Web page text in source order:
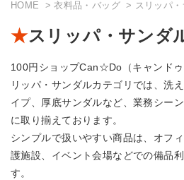
HOME 衣料品・バッグ スリッパ
スリッパ・サンダ
100円ショップCan☆Do（キャンド
リッパ・サンダルカテゴリでは、洗
イプ、厚底サンダルなど、業務シー
に取り揃えております。
シンプルで扱いやすい商品は、オフ
護施設、イベント会場などでの備品
す。